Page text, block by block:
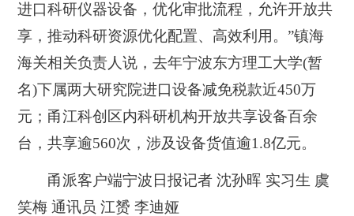
进口科研仪器设备，优化审批流程，允许开放共
享，推动科研资源优化配置、高效利用。”镇海
海关相关负责人说，去年宁波东方理工大学(暂
名)下属两大研究院进口设备减免税款近450万
元；甬江科创区内科研机构开放共享设备百余
台，共享逾560次，涉及设备货值逾1.8亿元。
甬派客户端宁波日报记者 沈孙晖 实习生 虞
笑梅 通讯员 江赟 李迪娅